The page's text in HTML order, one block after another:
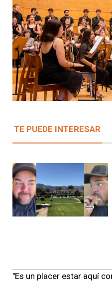
TE PUEDE INTERESAR
"Es un placer estar aquí